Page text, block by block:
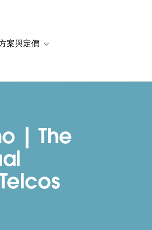
for 解決方案
sub-navigation for 資源
案與定價 Toggle sub-navigation for 方案與定價
| The